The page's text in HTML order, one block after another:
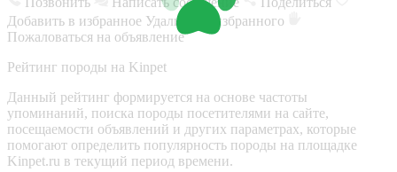
Добавить в избранное Удалить из избранного
Пожаловаться на объявление
Рейтинг породы на Kinpet
Данный рейтинг формируется на основе частоты
упоминаний, поиска породы посетителями на сайте,
посещаемости объявлений и других параметрах, которые
помогают определить популярность породы на площадке
Kinpet.ru в текущий период времени.